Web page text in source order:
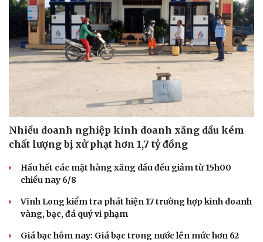
Cải chính
Nhiều doanh nghiệp kinh doanh xăng dầu kém
chất lượng bị xử phạt hơn 1,7 tỷ đồng
Hầu hết các mặt hàng xăng dầu đều giảm từ 15h00
chiều nay 6/8
Vĩnh Long kiểm tra phát hiện 17 trường hợp kinh doanh
vàng, bạc, đá quý vi phạm
Giá bạc hôm nay: Giá bạc trong nước lên mức hơn 62